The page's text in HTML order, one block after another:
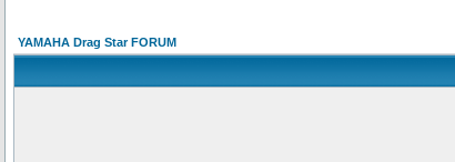
YAMAHA Drag Star FORUM